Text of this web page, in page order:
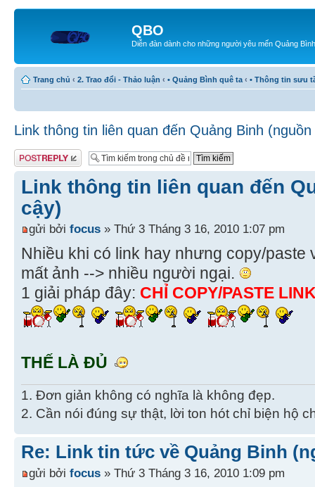
QBO
Diễn đàn dành cho những người yêu mến Quảng Bình
Trang chủ ‹ 2. Trao đổi - Thảo luận ‹ • Quảng Bình quê ta ‹ • Thông tin sưu
Link thông tin liên quan đến Quảng Binh
Gửi bài trả lời
Link thông tin liên quan đến
cậy)
gửi bởi focus » Thứ 3 Tháng 3 16, 2010 1:07 pm
Nhiều khi có link hay nhưng copy/paste
mất ảnh --> nhiều người ngại.
1 giải pháp đây: CHỈ COPY/PASTE
THẾ LÀ ĐỦ
1. Đơn giản không có nghĩa là không đẹp.
2. Cần nói đúng sự thật, lời ton hót chỉ biện hộ
Re: Link tin tức về Quảng Binh
gửi bởi focus » Thứ 3 Tháng 3 16, 2010 1:09 pm